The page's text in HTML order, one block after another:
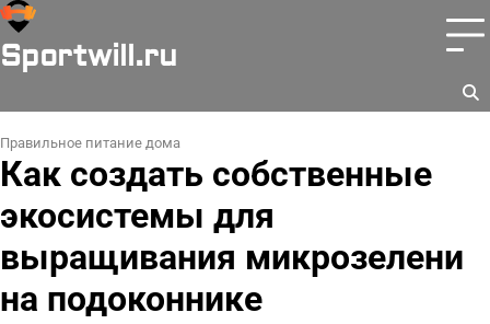
Перейти
содержимому
Sportwill.ru
Правильное питание дома
Как создать собственные
экосистемы для
выращивания микрозелени
на подоконнике